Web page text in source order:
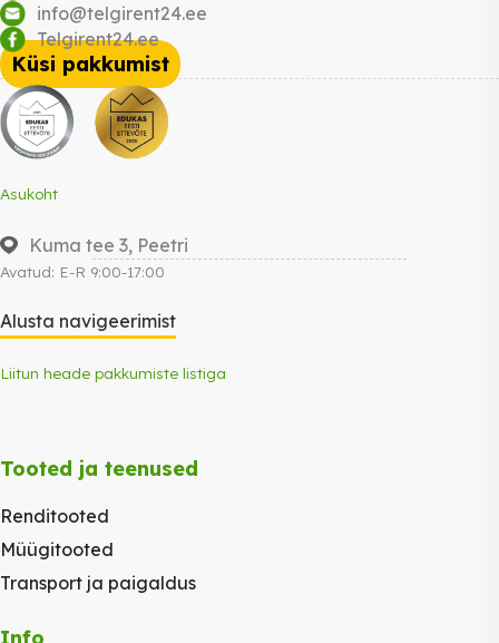
info@telgirent24.ee
Telgirent24.ee
Küsi pakkumist
Asukoht
Kuma tee 3, Peetri
Avatud: E-R 9:00-17:00
Alusta navigeerimist
Liitun heade pakkumiste listiga
Tooted ja teenused
Renditooted
Müügitooted
Transport ja paigaldus